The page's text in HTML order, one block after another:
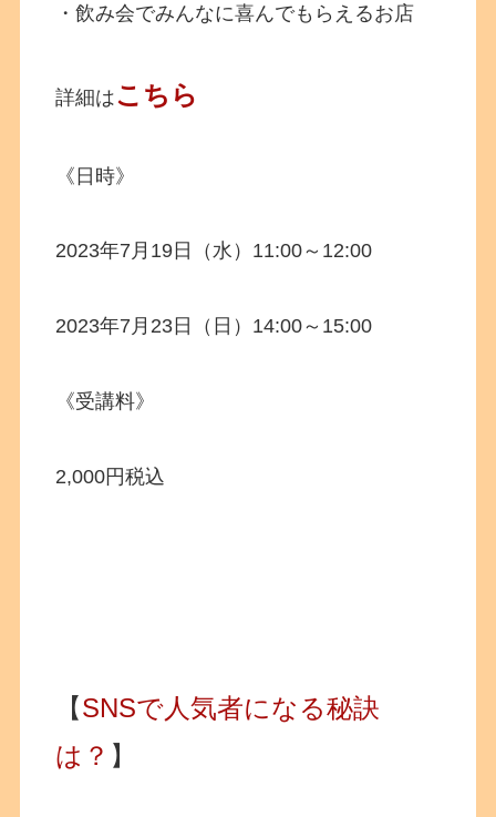
・飲み会でみんなに喜んでもらえるお店
詳細はこちら
《日時》
2023年7月19日（水）11:00～12:00
2023年7月23日（日）14:00～15:00
《受講料》
2,000円税込
【SNSで人気者になる秘訣
は？ 】